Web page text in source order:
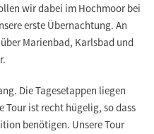
wir dabei im Hochmoor bei
erste Übernachtung. An
Marienbad, Karlsbad und
Die Tagesetappen liegen
Tour ist recht hügelig, so dass
benötigen. Unsere Tour